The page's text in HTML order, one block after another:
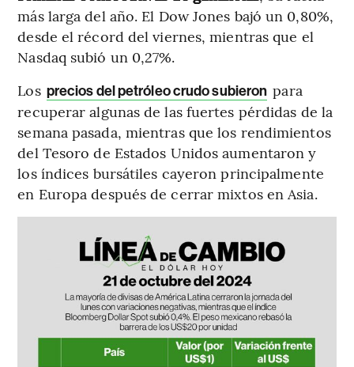
más larga del año. El Dow Jones bajó un 0,80%,
desde el récord del viernes, mientras que el
Nasdaq subió un 0,27%.
Los precios del petróleo crudo subieron para
recuperar algunas de las fuertes pérdidas de la
semana pasada, mientras que los rendimientos
del Tesoro de Estados Unidos aumentaron y
los índices bursátiles cayeron principalmente
en Europa después de cerrar mixtos en Asia.